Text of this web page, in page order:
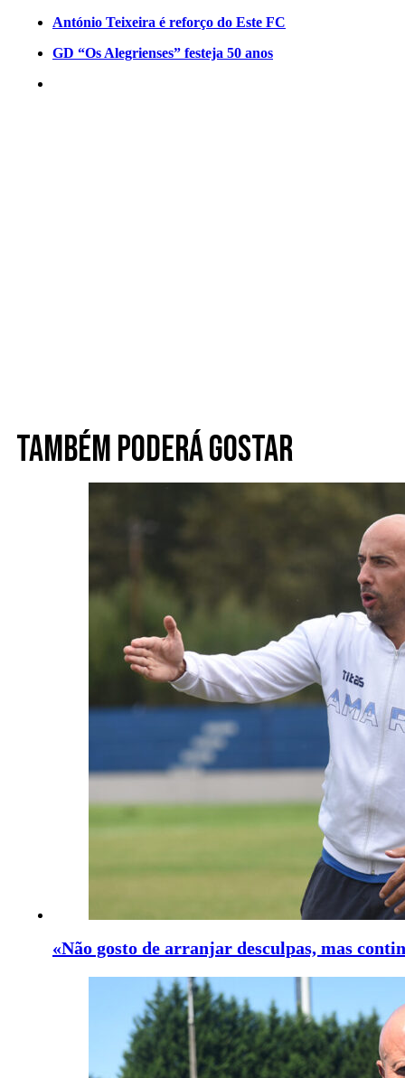
António Teixeira é reforço do Este FC
GD “Os Alegrienses” festeja 50 anos
Também poderá gostar
«Não gosto de arranjar desculpas, mas